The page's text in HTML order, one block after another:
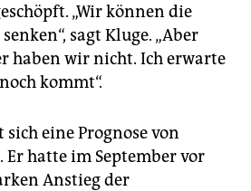
„Wir können die
sagt Kluge. „Aber
haben wir nicht. Ich erwarte
kommt“.
eine Prognose von
Er hatte im September vor
Anstieg der